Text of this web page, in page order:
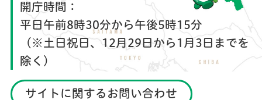
開庁時間：
平日午前8時30分から午後5時15分
（※土日祝日、12月29日から1月3日までを
除く）
サイトに関するお問い合わせ